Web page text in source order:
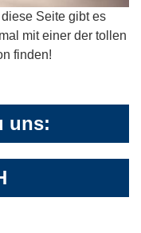
Seite gibt es
mit einer der tollen
finden!
uns: